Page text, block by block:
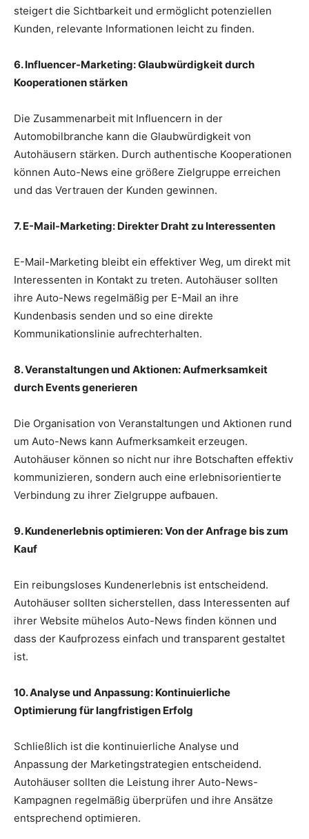
steigert die Sichtbarkeit und ermöglicht potenziellen
Kunden, relevante Informationen leicht zu finden.
6. Influencer-Marketing: Glaubwürdigkeit durch
Kooperationen stärken
Die Zusammenarbeit mit Influencern in der
Automobilbranche kann die Glaubwürdigkeit von
Autohäusern stärken. Durch authentische Kooperationen
können Auto-News eine größere Zielgruppe erreichen
und das Vertrauen der Kunden gewinnen.
7. E-Mail-Marketing: Direkter Draht zu Interessenten
E-Mail-Marketing bleibt ein effektiver Weg, um direkt mit
Interessenten in Kontakt zu treten. Autohäuser sollten
ihre Auto-News regelmäßig per E-Mail an ihre
Kundenbasis senden und so eine direkte
Kommunikationslinie aufrechterhalten.
8. Veranstaltungen und Aktionen: Aufmerksamkeit
durch Events generieren
Die Organisation von Veranstaltungen und Aktionen rund
um Auto-News kann Aufmerksamkeit erzeugen.
Autohäuser können so nicht nur ihre Botschaften effektiv
kommunizieren, sondern auch eine erlebnisorientierte
Verbindung zu ihrer Zielgruppe aufbauen.
9. Kundenerlebnis optimieren: Von der Anfrage bis zum
Kauf
Ein reibungsloses Kundenerlebnis ist entscheidend.
Autohäuser sollten sicherstellen, dass Interessenten auf
ihrer Website mühelos Auto-News finden können und
dass der Kaufprozess einfach und transparent gestaltet
ist.
10. Analyse und Anpassung: Kontinuierliche
Optimierung für langfristigen Erfolg
Schließlich ist die kontinuierliche Analyse und
Anpassung der Marketingstrategien entscheidend.
Autohäuser sollten die Leistung ihrer Auto-News-
Kampagnen regelmäßig überprüfen und ihre Ansätze
entsprechend optimieren.